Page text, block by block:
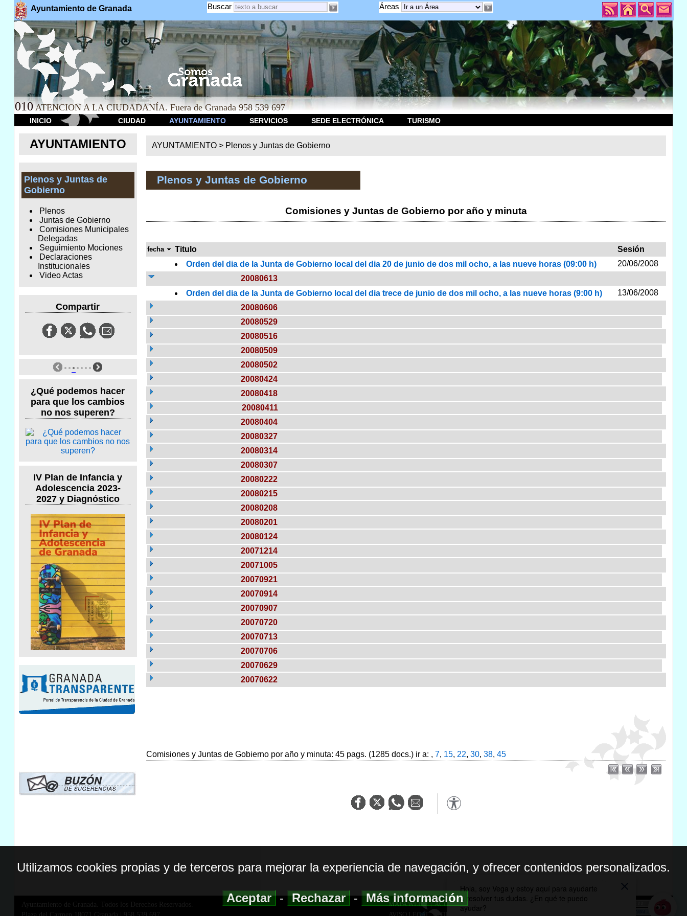
Ayuntamiento de Granada Áreas
Buscar
010 ATENCION A LA CIUDADANÍA. Fuera de Granada 958 539 697
INICIO CIUDAD AYUNTAMIENTO SERVICIOS SEDE ELECTRÓNICA TURISMO
AYUNTAMIENTO
Plenos y Juntas de
Gobierno
Plenos
Juntas de Gobierno
Comisiones Municipales
Delegadas
Seguimiento Mociones
Declaraciones
Institucionales
Video Actas
Compartir
¿Qué podemos hacer
para que los cambios
no nos superen?
IV Plan de Infancia y
Adolescencia 2023-
2027 y Diagnóstico
AYUNTAMIENTO > Plenos y Juntas de Gobierno
Plenos y Juntas de Gobierno
Comisiones y Juntas de Gobierno por año y minuta
fecha Titulo
Sesión
Orden del dia de la Junta de Gobierno local del dia 20 de junio de dos mil ocho, a las nueve horas (09:00 h)
20/06/2008
20080613
Orden del dia de la Junta de Gobierno local del dia trece de junio de dos mil ocho, a las nueve horas (9:00 h)
13/06/2008
20080606
20080529
20080516
20080509
20080502
20080424
20080418
20080411
20080404
20080327
20080314
20080307
20080222
20080215
20080208
20080201
20080124
20071214
20071005
20070921
20070914
20070907
20070720
20070713
20070706
20070629
20070622
Comisiones y Juntas de Gobierno por año y minuta: 45 pags. (1285 docs.) ir a: , 7, 15, 22, 30, 38, 45
Ayuntamiento de Granada. Todos los Derechos Reservados.
MAPA WEB|ACCESIBILIDAD
AVISO LEGAL| POLITICA DE PRIVACIDAD
Utilizamos cookies propias y de terceros para mejorar la experiencia de navegación, y ofrecer contenidos personalizados.
Aceptar-Rechazar-Más información